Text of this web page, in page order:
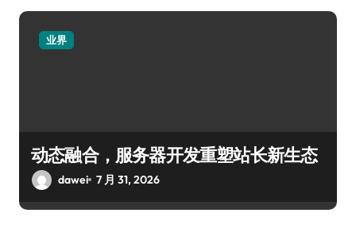
业界
动态融合，服务器开发重塑站长新生态
dawei 7 月 31, 2026